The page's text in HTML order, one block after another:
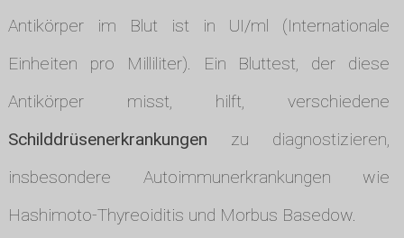
Antikörper im Blut ist in UI/ml (Internationale
Einheiten pro Milliliter). Ein Bluttest, der diese
Antikörper misst, hilft, verschiedene
Schilddrüsenerkrankungen zu diagnostizieren,
insbesondere Autoimmunerkrankungen wie
Hashimoto-Thyreoiditis und Morbus Basedow.